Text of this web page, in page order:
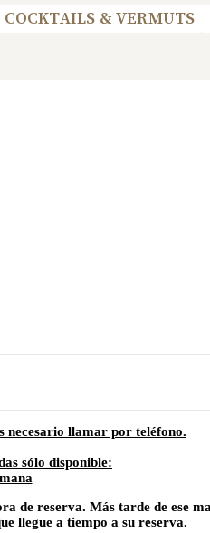
COCKTAILS & VERMUTS